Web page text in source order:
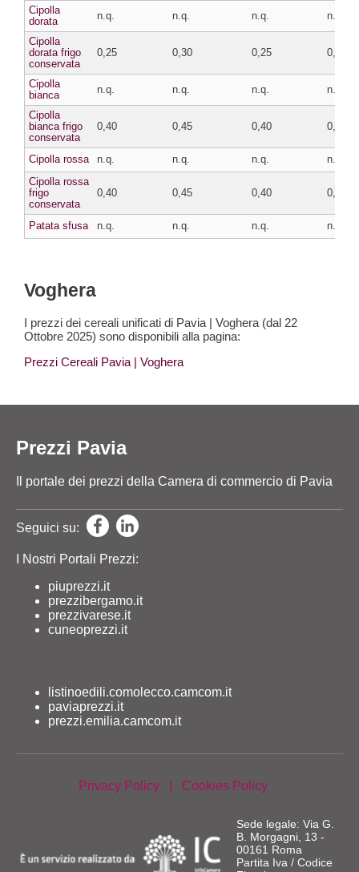
Cipolla
dorata
n.q. n.q. n.q. n.q.
Cipolla
dorata frigo
conservata
0,25 0,30 0,25 0,30
Cipolla
bianca
n.q. n.q. n.q. n.q.
Cipolla
bianca frigo
conservata
0,40 0,45 0,40 0,45
Cipolla rossa n.q. n.q. n.q.
n.q.
Cipolla rossa
frigo
conservata
0,40 0,45 0,40 0,45
Patata sfusa n.q. n.q. n.q. n.q.
Voghera
I prezzi dei cereali unificati di Pavia | Voghera (dal 22
Ottobre 2025) sono disponibili alla pagina:
Prezzi Cereali Pavia | Voghera
Prezzi Pavia
Il portale dei prezzi della Camera di commercio di Pavia
Seguici su:
I Nostri Portali Prezzi:
piuprezzi.it
prezzibergamo.it
prezzivarese.it
cuneoprezzi.it
listinoedili.comolecco.camcom.it
paviaprezzi.it
prezzi.emilia.camcom.it
Privacy Policy Cookies Policy
Sede legale: Via G.
B. Morgagni, 13 -
00161 Roma
Partita Iva / Codice